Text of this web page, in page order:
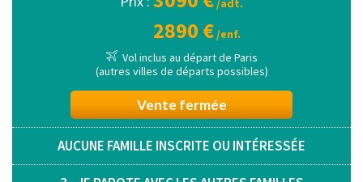
/adt.
2890 € /enf.
Vol inclus au départ de Paris
(autres villes de départs possibles)
Vente fermée
AUCUNE FAMILLE INSCRITE OU INTÉRESSÉE